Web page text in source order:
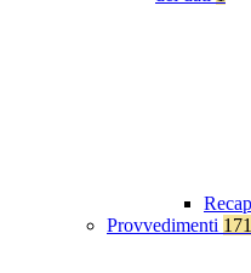
Provvedimenti 171